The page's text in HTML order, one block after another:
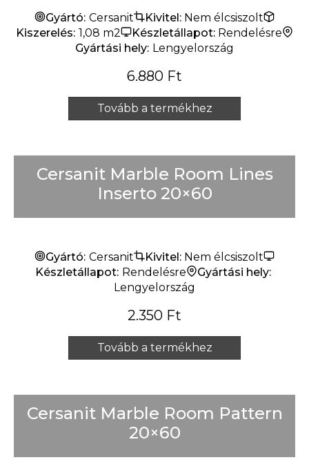
Gyártó: Cersanit Kivitel: Nem élcsiszolt
Kiszerelés: 1,08 m2 Készletállapot: Rendelésre
Gyártási hely: Lengyelország
6.880 Ft
Tovább a termékhez
Cersanit Marble Room Lines
Inserto 20×60
Gyártó: Cersanit Kivitel: Nem élcsiszolt
Készletállapot: Rendelésre
Gyártási hely:
Lengyelország
2.350 Ft
Tovább a termékhez
Cersanit Marble Room Pattern
20×60